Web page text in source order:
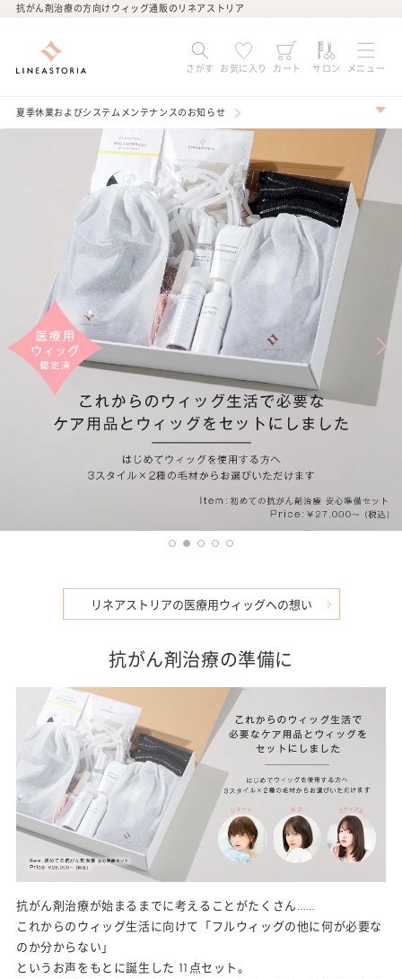
ンツに
抗がん剤治療の方向けウィッグ通販のリネアストリア
さがす お気に入り カート サロン メニュー
夏季休業およびシステムメンテナンスのお知らせ
リネアストリアの医療用ウィッグへの想い
抗がん剤治療の準備に
抗がん剤治療が始まるまでに考えることがたくさん……
これからのウィッグ生活に向けて「フルウィッグの他に何が必要な
のか分からない」
というお声をもとに誕生した 11点セット。